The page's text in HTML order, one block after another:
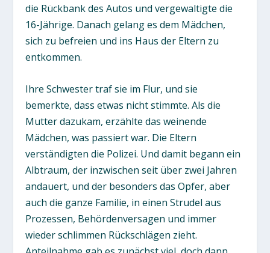
die Rückbank des Autos und vergewaltigte die
16-Jährige. Danach gelang es dem Mädchen,
sich zu befreien und ins Haus der Eltern zu
entkommen.
Ihre Schwester traf sie im Flur, und sie
bemerkte, dass etwas nicht stimmte. Als die
Mutter dazukam, erzählte das weinende
Mädchen, was passiert war. Die Eltern
verständigten die Polizei. Und damit begann ein
Albtraum, der inzwischen seit über zwei Jahren
andauert, und der besonders das Opfer, aber
auch die ganze Familie, in einen Strudel aus
Prozessen, Behördenversagen und immer
wieder schlimmen Rückschlägen zieht.